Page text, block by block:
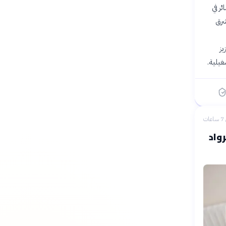
تكبدها خسائر في